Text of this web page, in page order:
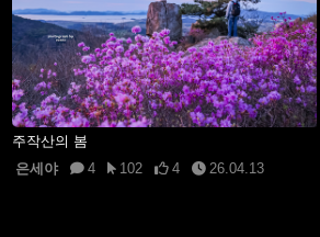
주작산의 봄
은세야
4 102 4 26.04.13